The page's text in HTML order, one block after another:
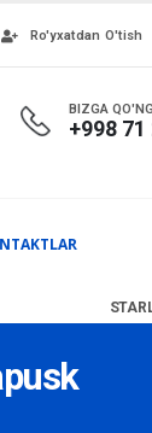
Ro'yxatdan O'tish
BIZGA
+998